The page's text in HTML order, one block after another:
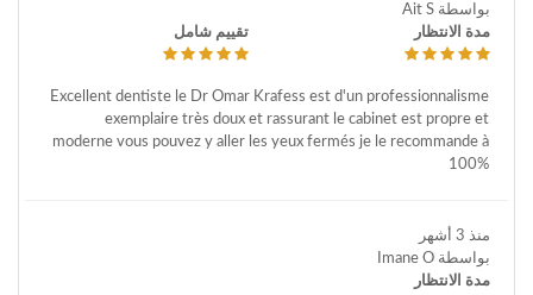
بواسطة Ait S
مدة الانتظار
تقييم شامل
Excellent dentiste le Dr Omar Krafess est d'un professionnalisme
exemplaire très doux et rassurant le cabinet est propre et
moderne vous pouvez y aller les yeux fermés je le recommande à
100%
منذ 3 أشهر
بواسطة Imane O
مدة الانتظار